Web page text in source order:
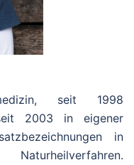
seit 1998
2003 in eigener
in
Naturheilverfahren.